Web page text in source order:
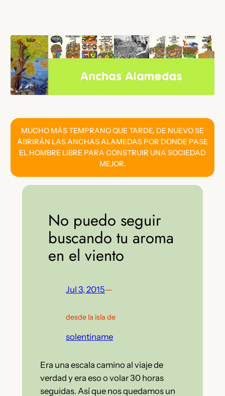
contenido
MUCHO MÁS TEMPRANO QUE TARDE, DE NUEVO SE
ABRIRÁN LAS ANCHAS ALAMEDAS POR DONDE PASE
EL HOMBRE LIBRE PARA CONSTRUIR UNA SOCIEDAD
MEJOR.
No puedo seguir
buscando tu aroma
en el viento
Jul 3, 2015—
desde la isla de
solentiname
Era una escala camino al viaje de
verdad y era eso o volar 30 horas
seguidas. Así que nos quedamos un